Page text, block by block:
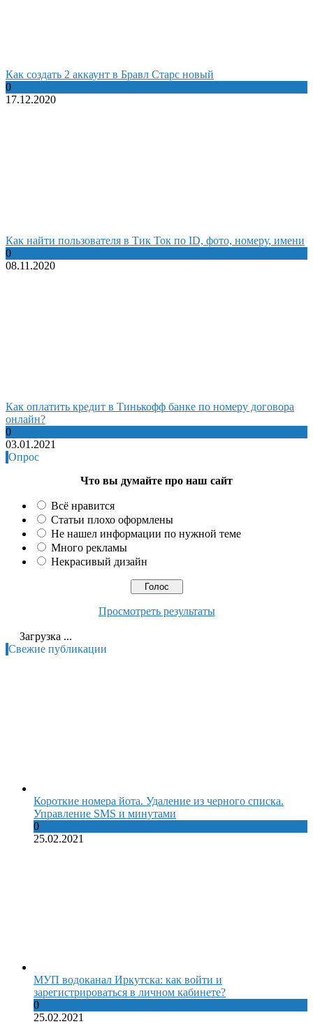
Как создать 2 аккаунт в Бравл Старс новый
0
17.12.2020
Как найти пользователя в Тик Ток по ID, фото, номеру, имени
0
08.11.2020
Как оплатить кредит в Тинькофф банке по номеру договора
онлайн?
0
03.01.2021
Опрос
Что вы думайте про наш сайт
Всё нравится
Статьи плохо оформлены
Не нашел информации по нужной теме
Много рекламы
Некрасивый дизайн
Просмотреть результаты
Загрузка ...
Свежие публикации
Короткие номера йота. Удаление из черного списка.
Управление SMS и минутами
0
25.02.2021
МУП водоканал Иркутска: как войти и
зарегистрироваться в личном кабинете?
0
25.02.2021